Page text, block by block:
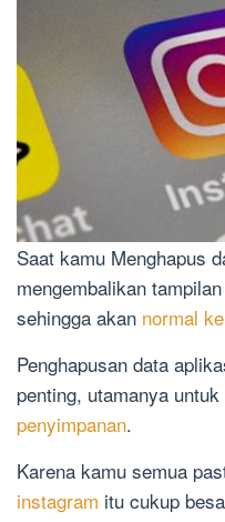
Saat kamu Menghapus
mengembalikan
sehingga akan normal
Penghapusan data
penting, utamanya untuk
penyimpanan.
Karena kamu semua
instagram itu cukup